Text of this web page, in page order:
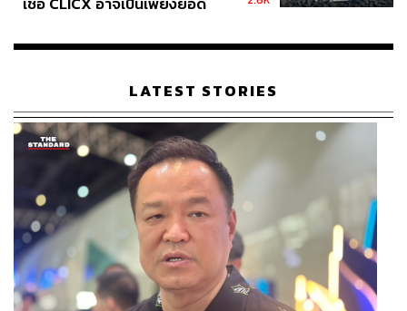
เรือนไทยที่ถูกซุกไว้
LATEST STORIES